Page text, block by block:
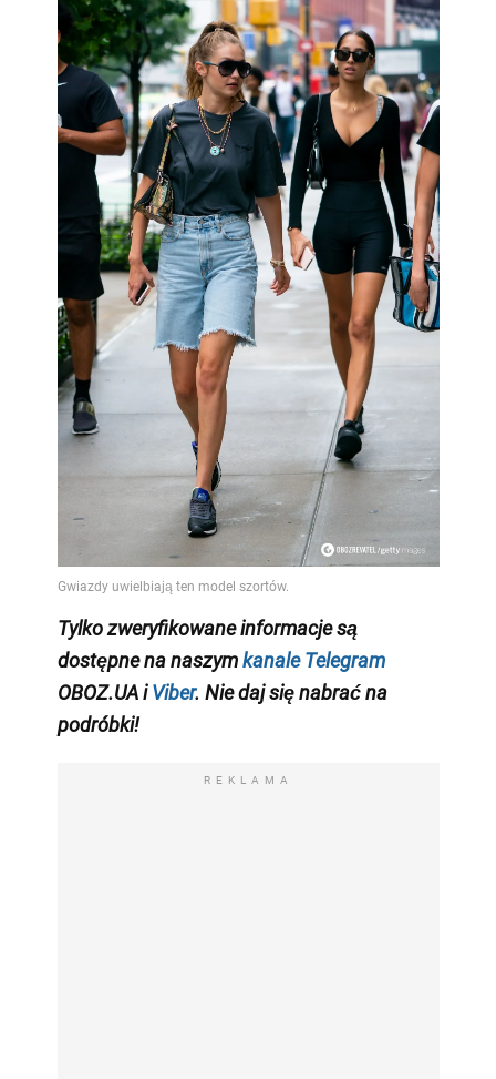
Tylko zweryfikowane informacje są
dostępne na naszymkanale Telegram
OBOZ.UA iViber. Nie daj się nabrać na
podróbki!
REKLAMA